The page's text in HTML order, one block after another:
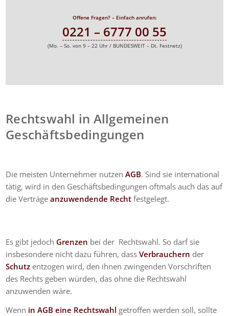
Offene Fragen? – Einfach anrufen:
0221 – 6777 00 55
(Mo. – So. von 9 – 22 Uhr / BUNDESWEIT – Dt. Festnetz)
Rechtswahl in Allgemeinen
Geschäftsbedingungen
Die meisten Unternehmer nutzenAGB. Sind sie international
tätig, wird in den Geschäftsbedingungen oftmals auch das auf
die Verträgeanzuwendende Recht festgelegt.
Es gibt jedoch Grenzen bei der Rechtswahl. So darf sie
insbesondere nicht dazu führen, dassVerbrauchern der
Schutz entzogen wird, den ihnen zwingenden Vorschriften
des Rechts geben würden, das ohne die Rechtswahl
anzuwenden wäre.
Wenn in AGB eine Rechtswahl getroffen werden soll, sollte